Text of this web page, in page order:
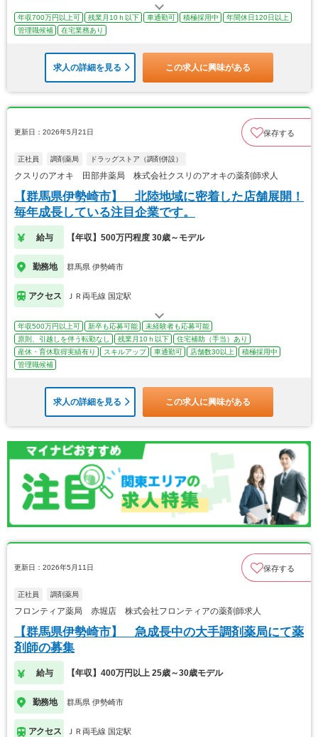
年収700万円以上可 残業月10ｈ以下 車通勤可 積極採用中
年間休日120日以上
管理職候補
在宅業務あり
求人の詳細を見る この求人に興味がある
更新日：2026年5月21日 保存する
正社員 調剤薬局 ドラッグストア（調剤併設）
クスリのアオキ 田部井薬局 株式会社クスリのアオキの薬剤師求人
【群馬県伊勢崎市】 北陸地域に密着した店舗展開！
毎年成長している注目企業です。
給与 【年収】500万円程度 30歳～モデル
勤務地 群馬県 伊勢崎市
アクセス ＪＲ両毛線 国定駅
年収500万円以上可 新卒も応募可能
未経験者も応募可能
原則、引越しを伴う転勤なし
残業月10ｈ以下
住宅補助（手当）あり
産休・育休取得実績有り
スキルアップ 車通勤可 店舗数30以上
積極採用中
管理職候補
求人の詳細を見る この求人に興味がある
更新日：2026年5月11日 保存する
正社員 調剤薬局
フロンティア薬局 赤堀店 株式会社フロンティアの薬剤師求人
【群馬県伊勢崎市】 急成長中の大手調剤薬局にて薬
剤師の募集
給与 【年収】400万円以上 25歳～30歳モデル
勤務地 群馬県 伊勢崎市
アクセス ＪＲ両毛線 国定駅